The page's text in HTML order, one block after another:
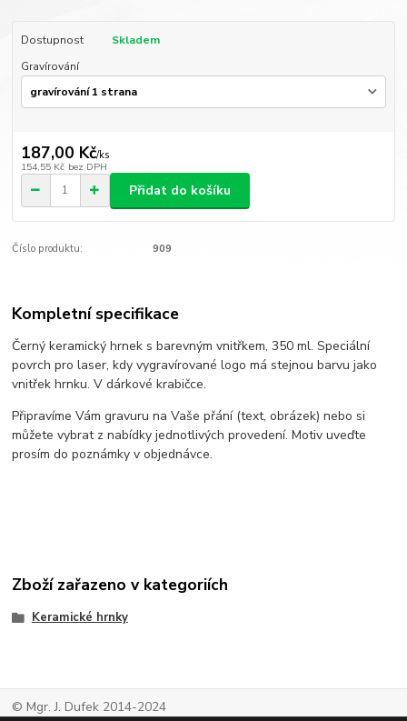
Dostupnost
Skladem
Gravírování
187,00 Kč/ks
154,55 Kč bez DPH
Přidat do košíku
Číslo produktu: 909
Kompletní specifikace
Černý keramický hrnek s barevným vnitřkem, 350 ml. Speciální
povrch pro laser, kdy vygravírované logo má stejnou barvu jako
vnitřek hrnku. V dárkové krabičce.
Připravíme Vám gravuru na Vaše přání (text, obrázek) nebo si
můžete vybrat z nabídky jednotlivých provedení. Motiv uveďte
prosím do poznámky v objednávce.
Zboží zařazeno v kategoriích
Keramické hrnky
© Mgr. J. Dufek 2014-2024